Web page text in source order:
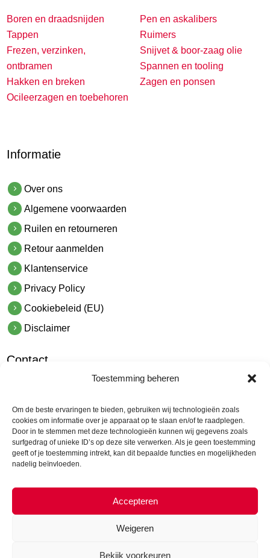
Toestemming beheren
Om de beste ervaringen te bieden, gebruiken wij technologieën zoals
cookies om informatie over je apparaat op te slaan en/of te raadplegen.
Door in te stemmen met deze technologieën kunnen wij gegevens zoals
surfgedrag of unieke ID’s op deze site verwerken. Als je geen toestemming
geeft of je toestemming intrekt, kan dit bepaalde functies en mogelijkheden
nadelig beïnvloeden.
Accepteren
Weigeren
Bekijk voorkeuren
Boren en draadsnijden
Tappen
Frezen, verzinken,
ontbramen
Hakken en breken
Ocileerzagen en toebehoren
Pen en askalibers
Ruimers
Snijvet & boor-zaag olie
Spannen en tooling
Zagen en ponsen
Informatie
Over ons
Algemene voorwaarden
Ruilen en retourneren
Retour aanmelden
Klantenservice
Privacy Policy
Cookiebeleid (EU)
Disclaimer
Contact
t.0228 53 00 40
e.info@hetindustriehuis.com
KVK 51483904
BTW NL850044522B01